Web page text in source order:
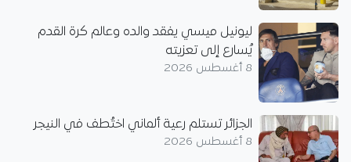
ليونيل ميسي يفقد والده وعالم كرة القدم
يُسارع إلى تعزيته
8 أغسطس 2026
الجزائر تستلم رعية ألماني اختُطف في النيجر
8 أغسطس 2026